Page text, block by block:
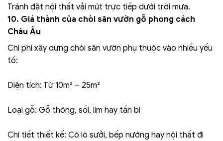
Tránh đặt nội thất vải mút trực tiếp dưới trời mưa.
10. Giá thành của chòi sân vườn gỗ phong cách
Châu Âu
Chi phí xây dựng chòi sân vườn phụ thuộc vào nhiều yếu
tố:
Diện tích: Từ 10m² – 25m²
Loại gỗ: Gỗ thông, sồi, lim hay tần bì
Chi tiết thiết kế: Có lò sưởi, bếp nướng hay nội thất đi